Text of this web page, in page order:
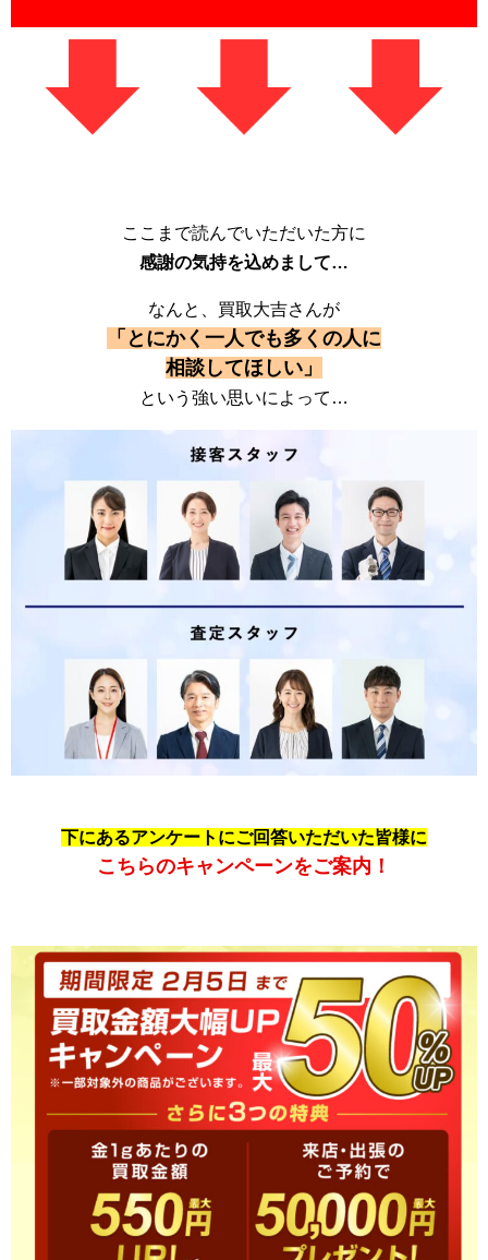
ここまで読んでいただいた方に
感謝の気持を込めまして…
なんと、買取大吉さんが
「とにかく一人でも多くの人に
相談してほしい」
という強い思いによって…
下にあるアンケートにご回答いただいた皆様に
こちらのキャンペーンをご案内！